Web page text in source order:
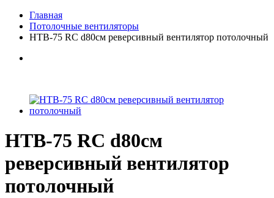
Главная
Потолочные вентиляторы
HTB-75 RC d80см реверсивный вентилятор потолочный
HTB-75 RC d80см
реверсивный вентилятор
потолочный